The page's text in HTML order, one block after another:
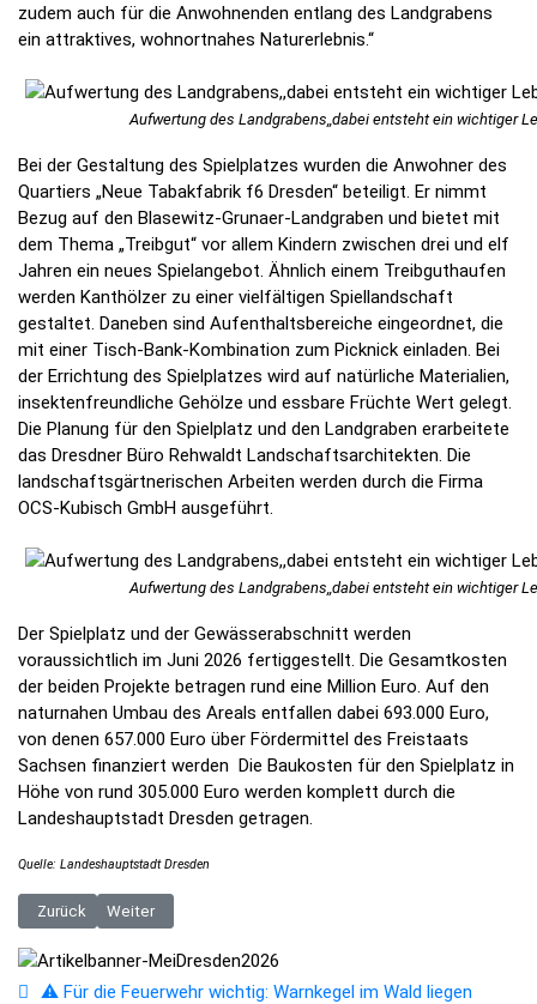
zudem auch für die Anwohnenden entlang des Landgrabens
ein attraktives, wohnortnahes Naturerlebnis.“
Aufwertung des Landgrabens,,dabei entsteht ein wichtiger
Bei der Gestaltung des Spielplatzes wurden die Anwohner des
Quartiers „Neue Tabakfabrik f6 Dresden“ beteiligt. Er nimmt
Bezug auf den Blasewitz-Grunaer-Landgraben und bietet mit
dem Thema „Treibgut“ vor allem Kindern zwischen drei und elf
Jahren ein neues Spielangebot. Ähnlich einem Treibguthaufen
werden Kanthölzer zu einer vielfältigen Spiellandschaft
gestaltet. Daneben sind Aufenthaltsbereiche eingeordnet, die
mit einer Tisch-Bank-Kombination zum Picknick einladen. Bei
der Errichtung des Spielplatzes wird auf natürliche Materialien,
insektenfreundliche Gehölze und essbare Früchte Wert gelegt.
Die Planung für den Spielplatz und den Landgraben erarbeitete
das Dresdner Büro Rehwaldt Landschaftsarchitekten. Die
landschaftsgärtnerischen Arbeiten werden durch die Firma
OCS-Kubisch GmbH ausgeführt.
Aufwertung des Landgrabens,,dabei entsteht ein wichtiger
Der Spielplatz und der Gewässerabschnitt werden
voraussichtlich im Juni 2026 fertiggestellt. Die Gesamtkosten
der beiden Projekte betragen rund eine Million Euro. Auf den
naturnahen Umbau des Areals entfallen dabei 693.000 Euro,
von denen 657.000 Euro über Fördermittel des Freistaats
Sachsen finanziert werden Die Baukosten für den Spielplatz in
Höhe von rund 305.000 Euro werden komplett durch die
Landeshauptstadt Dresden getragen.
Quelle: Landeshauptstadt Dresden
Vorheriger Beitrag: Die beliebten Sauna-Nächte steigen am Freitag
Zurück Nächster Beitrag: Eröffnung Saatgut-Bibliothek und Start
Weiter
⚠️ Für die Feuerwehr wichtig: Warnkegel im Wald liegen